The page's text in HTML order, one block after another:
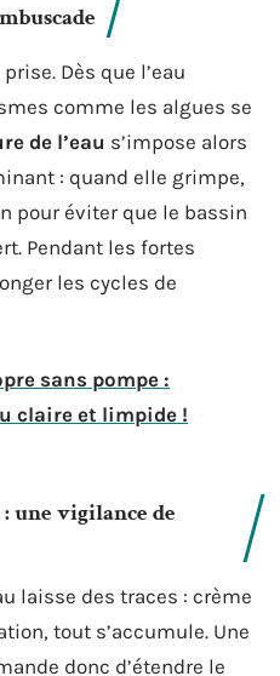
Dès que l’eau
comme les algues se
de l’eau s’impose alors
: quand elle grimpe,
pour éviter que le bassin
Pendant les fortes
les cycles de
sans pompe :
claire et limpide !
une vigilance de
laisse des traces : crème
tout s’accumule. Une
donc d’étendre le